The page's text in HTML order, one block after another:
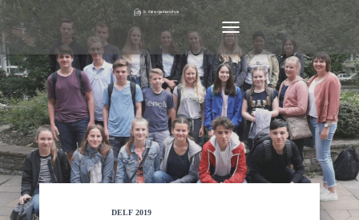
N
A
V
G
A
T
I
O
N
DELF 2019